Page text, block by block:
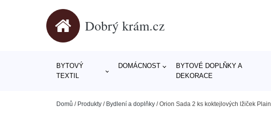
Dobrý krám.cz
BYTOVÝ
TEXTIL
DOMÁCNOST
BYTOVÉ DOPLŇKY A
DEKORACE
Domů / Produkty / Bydlení a doplňky /Orion Sada 2 ks koktejlových lžiček Plain